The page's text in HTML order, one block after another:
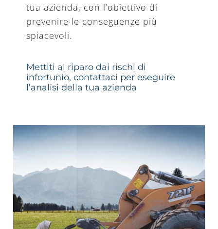
tua azienda, con l’obiettivo di
prevenire le conseguenze più
spiacevoli.
Mettiti al riparo dai rischi di
infortunio, contattaci per eseguire
l’analisi della tua azienda